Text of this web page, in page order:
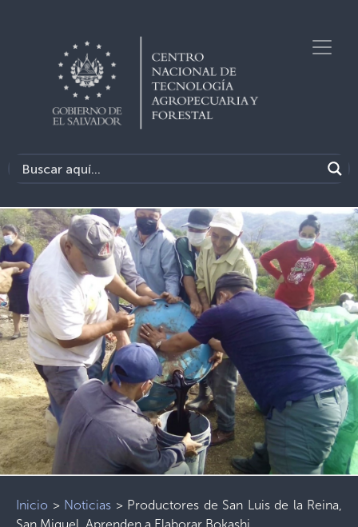
Inicio > Noticias > Productores de San Luis de la Reina,